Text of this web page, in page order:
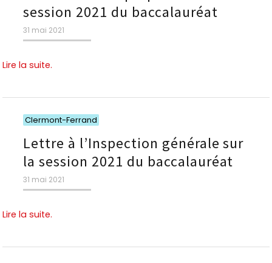
session 2021 du baccalauréat
Publié
le
31 mai 2021
Lire la suite.
Clermont-Ferrand
Lettre à l’Inspection générale sur
la session 2021 du baccalauréat
Publié
le
31 mai 2021
Lire la suite.